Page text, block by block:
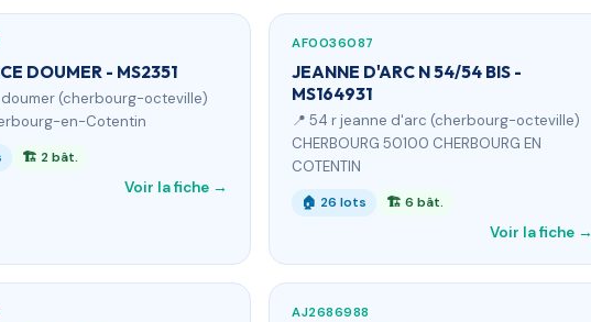
DOUMER - MS2351
doumer (cherbourg-octeville)
en-Cotentin
🏗 2 bât.
Voir la fiche →
AF0036087
JEANNE D'ARC N 54/54 BIS -
MS164931
📍 54 r jeanne d'arc (cherbourg-octeville)
CHERBOURG 50100 CHERBOURG EN
COTENTIN
🏠 26 lots 🏗 6 bât.
Voir la fiche →
AJ2686988